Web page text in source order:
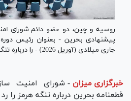
روسیه و چین، دو عضو دائم شورای
پیشنهادی بحرین - بعنوان رئیس
جاری میلادی (آوریل 2026) - را درباره تنگه هرمز وتو کردند.
خبرگزاری میزان - شورای امنیت
قطعنامه بحرین درباره تنگه هرمز را